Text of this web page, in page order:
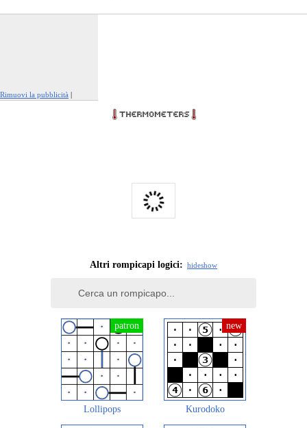
Rimuovi la pubblicità |
Altri rompicapi logici: hideshow
Lollipops Kurodoko